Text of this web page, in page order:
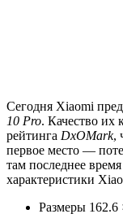
Сегодня Xiaomi
10 Pro. Качество их
рейтинга DxOMark,
первое место —
там последнее
характеристики
Размеры 162.6